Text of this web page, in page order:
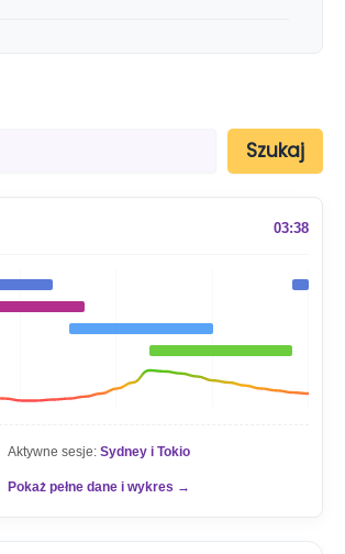
Szukaj
03:38
Aktywne sesje: Sydney i Tokio
Pokaż pełne dane i wykres →